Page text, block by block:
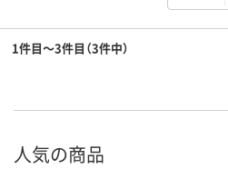
1件目～3件目（3件中）
人気の商品